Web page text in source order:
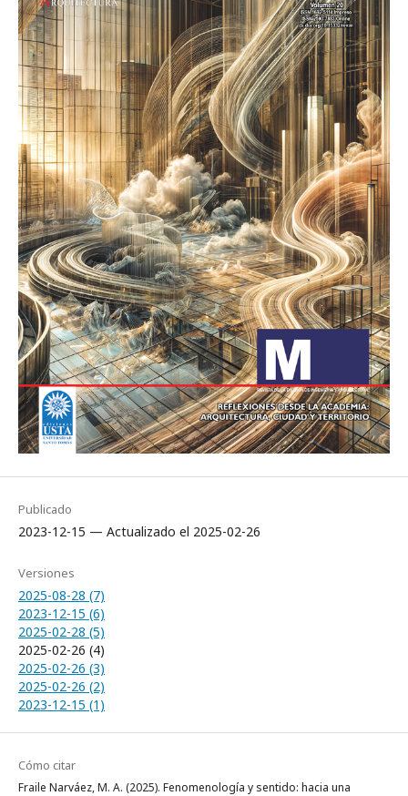
Publicado
2023-12-15 — Actualizado el 2025-02-26
Versiones
2025-08-28 (7)
2023-12-15 (6)
2025-02-28 (5)
2025-02-26 (4)
2025-02-26 (3)
2025-02-26 (2)
2023-12-15 (1)
Cómo citar
Fraile Narváez, M. A. (2025). Fenomenología y sentido: hacia una